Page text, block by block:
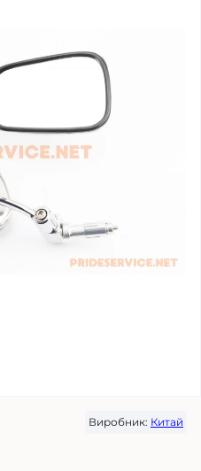
Виробник: Китай